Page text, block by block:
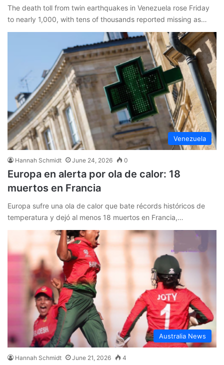
The death toll from twin earthquakes in Venezuela rose Friday
to nearly 1,000, with tens of thousands reported missing as…
Venezuela
Hannah Schmidt June 24, 2026 0
Europa en alerta por ola de calor: 18
muertos en Francia
Europa sufre una ola de calor que bate récords históricos de
temperatura y dejó al menos 18 muertos en Francia,…
Australia News
Hannah Schmidt June 21, 2026 4